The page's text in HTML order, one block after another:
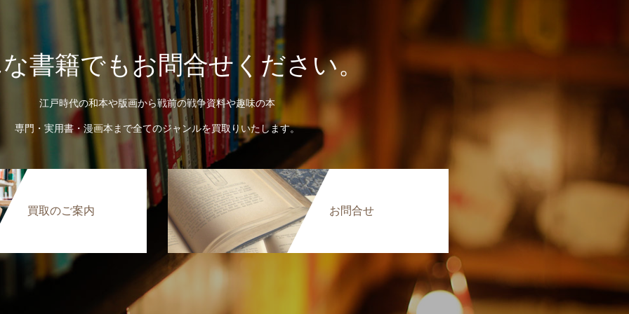
書籍でもお問合せください。
江戸時代の和本や版画から戦前の戦争資料や趣味の本
専門・実用書・漫画本まで全てのジャンルを買取りいたします。
買取のご案内 お問合せ